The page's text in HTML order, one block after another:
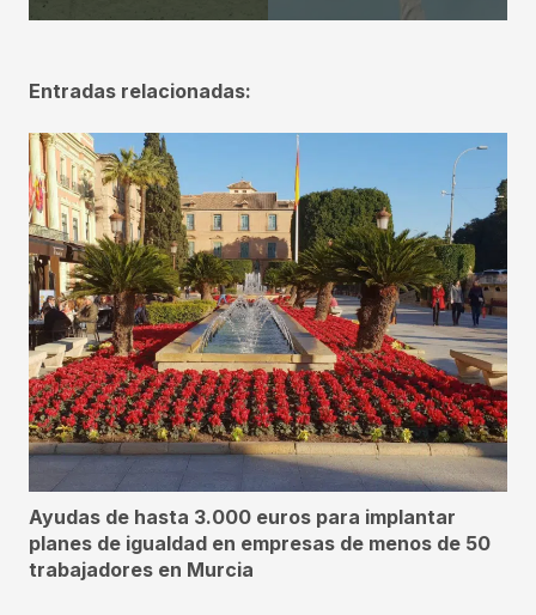
Entradas relacionadas:
Ayudas de hasta 3.000 euros para implantar
planes de igualdad en empresas de menos de 50
trabajadores en Murcia